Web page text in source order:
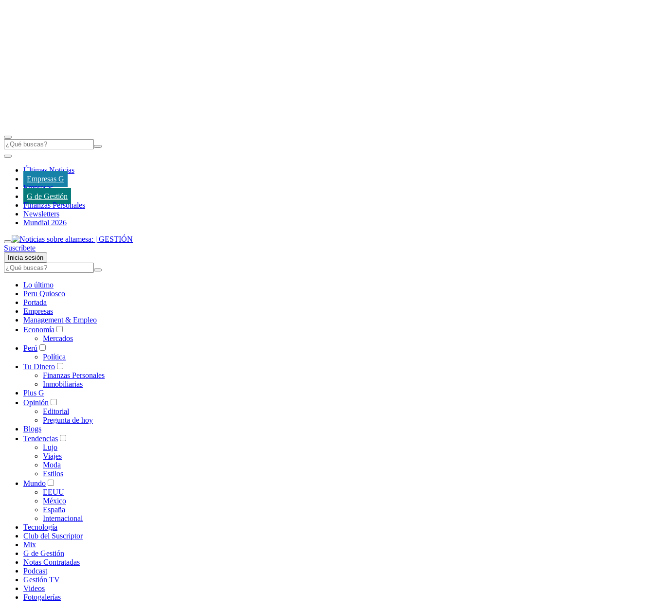
Últimas Noticias
Empresas G
Empresas
G de Gestión
Finanzas Personales
Newsletters
Mundial 2026
Suscríbete
Inicia sesión
Lo último
Peru Quiosco
Portada
Empresas
Management & Empleo
Economía
Mercados
Perú
Política
Tu Dinero
Finanzas Personales
Inmobiliarias
Plus G
Opinión
Editorial
Pregunta de hoy
Blogs
Tendencias
Lujo
Viajes
Moda
Estilos
Mundo
EEUU
México
España
Internacional
Tecnología
Club del Suscriptor
Mix
G de Gestión
Notas Contratadas
Podcast
Gestión TV
Videos
Fotogalerías